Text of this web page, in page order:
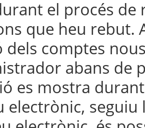
el procés de
que heu rebut.
dels comptes
abans de
es mostra
electrònic,